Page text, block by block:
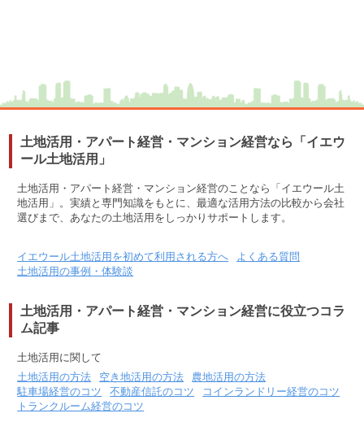
土地活用・アパート経営・マンション経営なら「イエウ
ール土地活用」
土地活用・アパート経営・マンション経営のことなら「イエウール土
地活用」。実績と専門知識をもとに、最適な活用方法の比較から会社
選びまで、あなたの土地活用をしっかりサポートします。
イエウール土地活用を初めて利用される方へ
よくある質問
土地活用の事例・体験談
土地活用・アパート経営・マンション経営に役立つコラ
ム記事
土地活用に関して
土地活用の方法
空き地活用の方法
農地活用の方法
駐車場経営のコツ
不動産信託のコツ
コインランドリー経営のコツ
トランクルーム経営のコツ